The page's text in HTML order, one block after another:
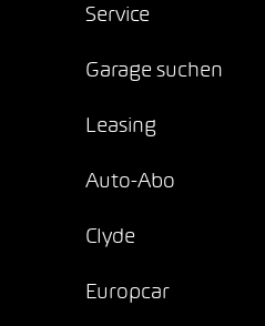
Service
Garage suchen
Leasing
Auto-Abo
Clyde
Europcar